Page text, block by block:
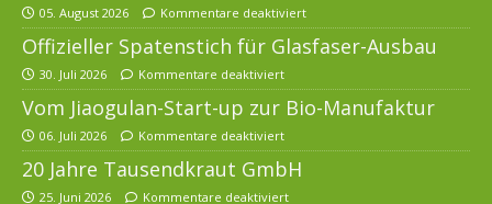
05. August 2026 Kommentare deaktiviert
Offizieller Spatenstich für Glasfaser-Ausbau
30. Juli 2026 Kommentare deaktiviert
Vom Jiaogulan-Start-up zur Bio-Manufaktur
06. Juli 2026 Kommentare deaktiviert
20 Jahre Tausendkraut GmbH
25. Juni 2026 Kommentare deaktiviert